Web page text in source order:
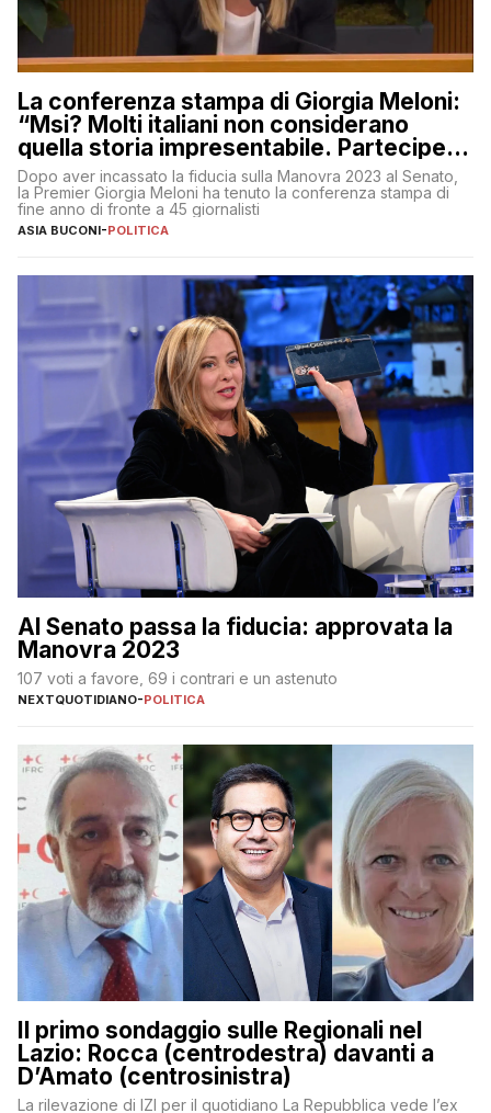
La conferenza stampa di Giorgia Meloni:
“Msi? Molti italiani non considerano
quella storia impresentabile. Parteciperò
al 25 aprile”
Dopo aver incassato la fiducia sulla Manovra 2023 al Senato,
la Premier Giorgia Meloni ha tenuto la conferenza stampa di
fine anno di fronte a 45 giornalisti
ASIA BUCONI-POLITICA
Al Senato passa la fiducia: approvata la
Manovra 2023
107 voti a favore, 69 i contrari e un astenuto
NEXTQUOTIDIANO-POLITICA
Il primo sondaggio sulle Regionali nel
Lazio: Rocca (centrodestra) davanti a
D’Amato (centrosinistra)
La rilevazione di IZI per il quotidiano La Repubblica vede l’ex